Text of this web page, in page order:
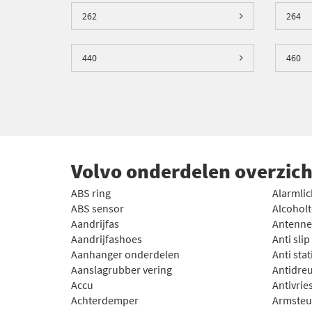
bijvoorbeeld bovenaan de site uw kenteken
auto invullen om te zien welke Volvo onderdelen
Volvo onderdelen kopen
NieuweVolvo onderdelen kopenwaarbij u niet de
262 264
440 460
Volvo onderdelen
ABS ring
ABS sensor
Aandrijfas
Aandrijfashoes
Aanhanger onderdelen
Aanslagrubber vering
Accu
Achterdemper
Antenne
Anti
Anti